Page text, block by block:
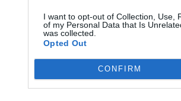
I want to opt-out of Collection, Use,
of my Personal Data that Is
was collected.
Opted Out
CONFIRM